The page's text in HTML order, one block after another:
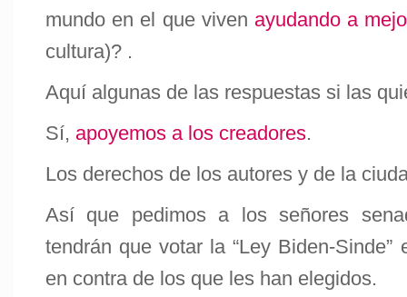
mundo en el que viven ayudando a
cultura)? .
Aquí algunas de las respuestas si las
Sí, apoyemos a los creadores.
Los derechos de los autores y de la
Así que pedimos a los señores
tendrán que votar la “Ley Biden-
en contra de los que les han elegidos.